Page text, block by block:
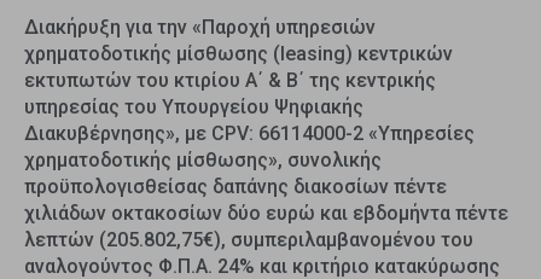
Διακήρυξη για την «Παροχή υπηρεσιών
χρηματοδοτικής μίσθωσης (leasing) κεντρικών
εκτυπωτών του κτιρίου Α΄ & Β΄ της κεντρικής
υπηρεσίας του Υπουργείου Ψηφιακής
Διακυβέρνησης», με CPV: 66114000-2 «Υπηρεσίες
χρηματοδοτικής μίσθωσης», συνολικής
προϋπολογισθείσας δαπάνης διακοσίων πέντε
χιλιάδων οκτακοσίων δύο ευρώ και εβδομήντα πέντε
λεπτών (205.802,75€), συμπεριλαμβανομένου του
αναλογούντος Φ.Π.Α. 24% και κριτήριο κατακύρωσης